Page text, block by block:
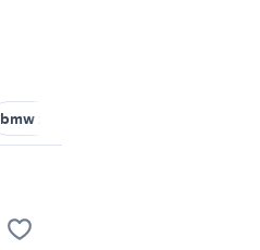
bmw x1 auto Palermo provincia